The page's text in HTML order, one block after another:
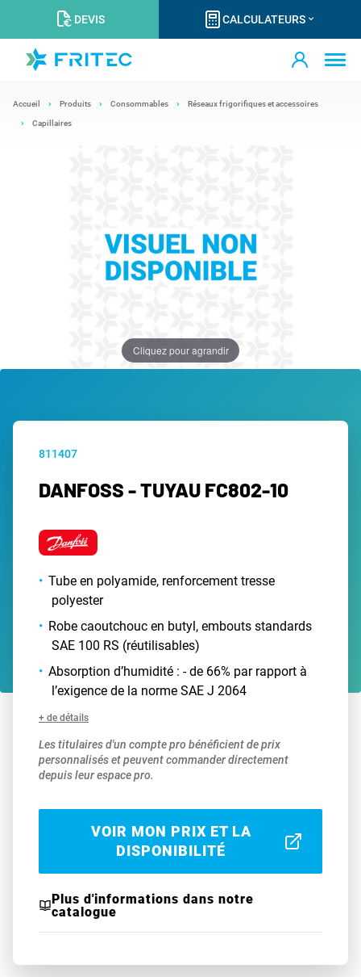
DEVIS CALCULATEURS
Accueil Produits Consommables Réseaux frigorifiques et accessoires
Capillaires
Cliquez pour agrandir
811407
DANFOSS - TUYAU FC802-10
Tube en polyamide, renforcement tresse
polyester
Robe caoutchouc en butyl, embouts standards
SAE 100 RS (réutilisables)
Absorption d’humidité : - de 66% par rapport à
l’exigence de la norme SAE J 2064
+ de détails
Les titulaires d'un compte pro bénéficient de prix
personnalisés et peuvent commander directement
depuis leur espace pro.
VOIR MON PRIX ET LA
DISPONIBILITÉ
Plus d'informations dans notre
catalogue